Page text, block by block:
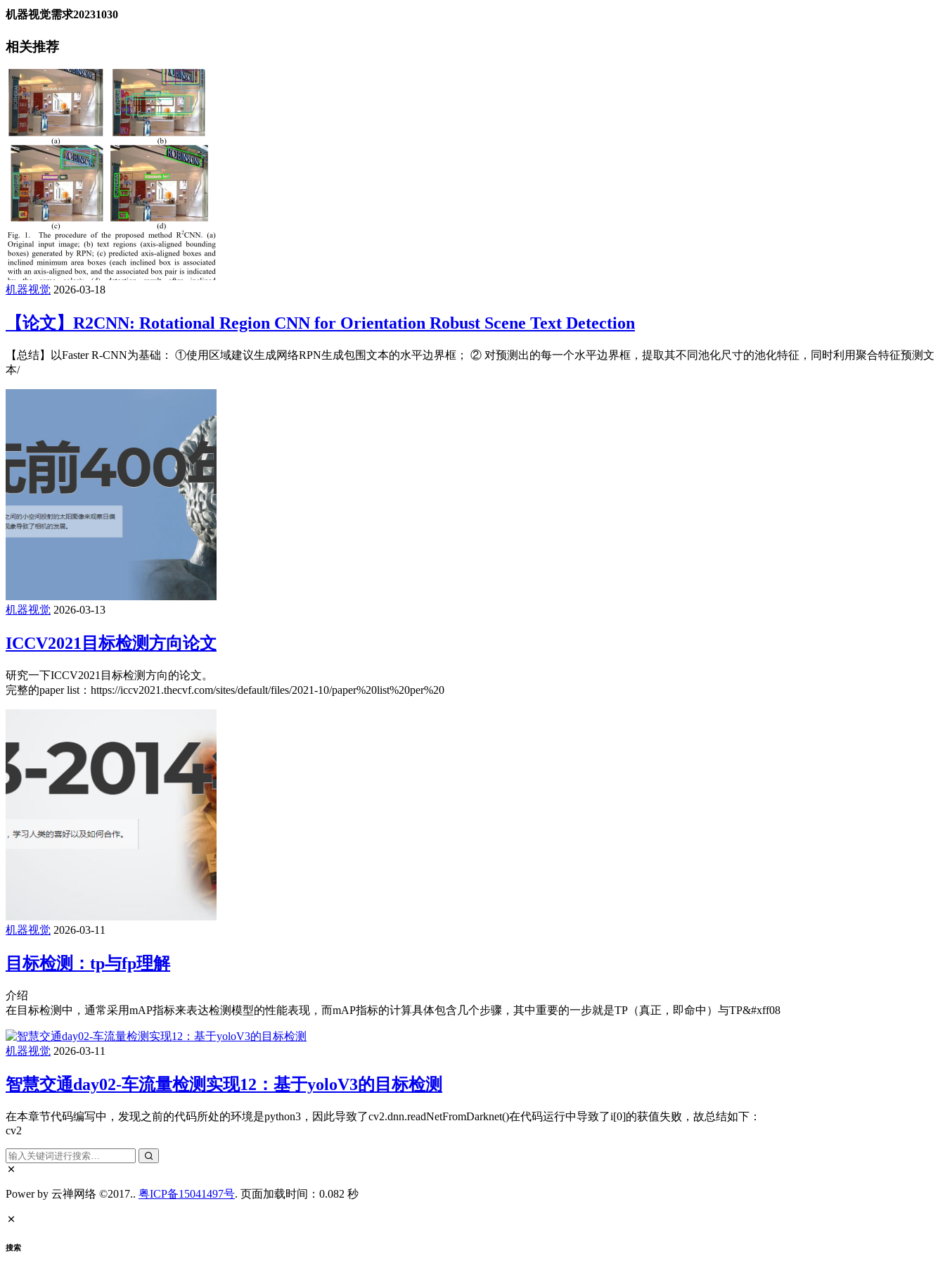
机器视觉需求20231030
相关推荐
机器视觉 2026-03-18
【论文】R2CNN: Rotational Region CNN for Orientation Robust Scene Text Detection
【总结】以Faster R-CNN为基础： ①使用区域建议生成网络RPN生成包围文本的水平边界框； ② 对预测出的每一个水平边界框，提取其不同池化尺寸的池化特征，同时利用聚合特征预测文
本/
机器视觉 2026-03-13
ICCV2021目标检测方向论文
研究一下ICCV2021目标检测方向的论文。
完整的paper list：https://iccv2021.thecvf.com/sites/default/files/2021-10/paper%20list%20per%20
机器视觉 2026-03-11
目标检测：tp与fp理解
介绍
在目标检测中，通常采用mAP指标来表达检测模型的性能表现，而mAP指标的计算具体包含几个步骤，其中重要的一步就是TP（真正，即命中）与TP&#xff08
机器视觉 2026-03-11
智慧交通day02-车流量检测实现12：基于yoloV3的目标检测
在本章节代码编写中，发现之前的代码所处的环境是python3，因此导致了cv2.dnn.readNetFromDarknet()在代码运行中导致了i[0]的获值失败，故总结如下：
cv2
Power by 云禅网络 ©2017.. 粤ICP备15041497号. 页面加载时间：0.082 秒
搜索